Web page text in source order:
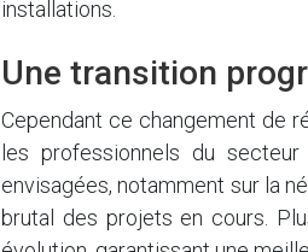
installations.
Une transition
Cependant ce changement de
les professionnels du
envisagées, notamment sur la
brutal des projets en cours.